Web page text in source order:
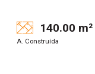
140.00 m²
A. Construída